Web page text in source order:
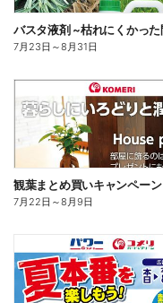
7月23日 ～8月31日
観葉まとめ買いキャンペーン
7月22日 ～8月9日